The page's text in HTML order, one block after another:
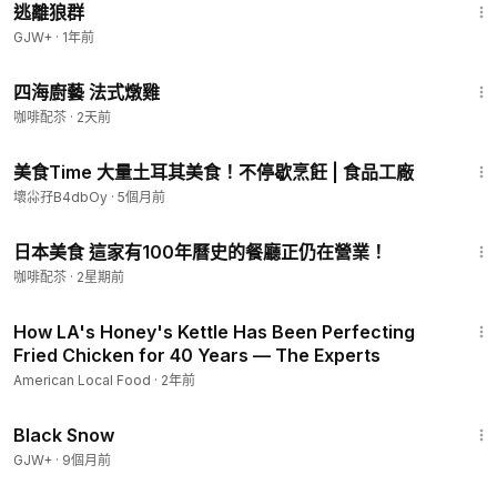
逃離狼群
GJW+ · 1年前
四海廚藝 法式燉雞
咖啡配苶 · 2天前
美食Time 大量土耳其美食！不停歇烹飪 | 食品工廠
壞尛孖B4dbOy · 5個月前
日本美食 這家有100年曆史的餐廳正仍在營業！
咖啡配苶 · 2星期前
How LA's Honey's Kettle Has Been Perfecting
Fried Chicken for 40 Years — The Experts
American Local Food · 2年前
Black Snow
GJW+ · 9個月前